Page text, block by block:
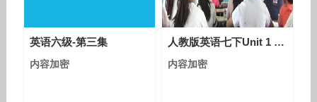
英语六级-第三集
内容加密
人教版英语七下Unit 1 Section A（1a-1c）课堂视频实录（张艳峰）
内容加密